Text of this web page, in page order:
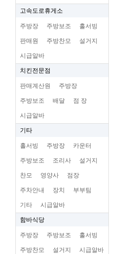
고속도로휴게소
주방장 주방보조 홀서빙
판매원 주방찬모 설거지
시급알바
치킨전문점
판매계산원 주방장
주방보조 배달 점 장
시급알바
기타
홀서빙 주방장 카운터
주방보조 조리사 설거지
찬모 영양사 점장
주차안내 장치 부부팀
기타 시급알바
함바식당
주방장 주방보조 홀서빙
주방찬모 설거지 시급알바